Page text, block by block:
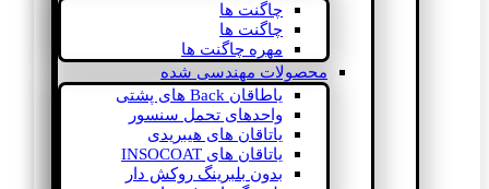
چاگنت ها
چاگنت ها
مهره چاگنت ها
محصولات مهندسی شده
یاطاقان Back های پشتی
واحدهای تحمل سنسور
یاتاقان های هیبریدی
یاتاقان های INSOCOAT
بدون بلبرینگ روکش دار